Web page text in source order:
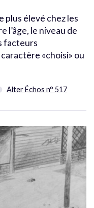
plus élevé chez les
l’âge, le niveau de
facteurs
«choisi» ou
Alter Échos n° 517